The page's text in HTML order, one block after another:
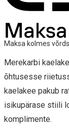
Maksa kolmes
Merekarbi
õhtusesse
kaelakee pakub
isikupärase stiili
komplimente.